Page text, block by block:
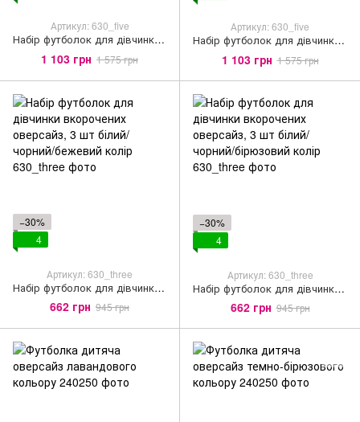
Артикул: 630_five
Набір футболок для дівчинки вкорочених оверсайз, 5 шт світло-бежевого кольору
1 103 грн 1 575 грн
Артикул: 630_five
Набір футболок для дівчинки вкорочених оверсайз, 5 шт чорного кольору
1 103 грн 1 575 грн
−30%
4
Артикул: 630_three
Набір футболок для дівчинки вкорочених оверсайз, 3 шт білий/чорний/бежевий колір
662 грн 945 грн
−30%
4
Артикул: 630_three
Набір футболок для дівчинки вкорочених оверсайз, 3 шт білий/чорний/бірюзовий колір
662 грн 945 грн